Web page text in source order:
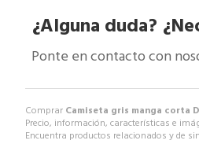
Comprar Camiseta gris manga corta
Precio, información, características e
Encuentra productos relacionados y de
¿Alguna duda?
Ponte en contacto con